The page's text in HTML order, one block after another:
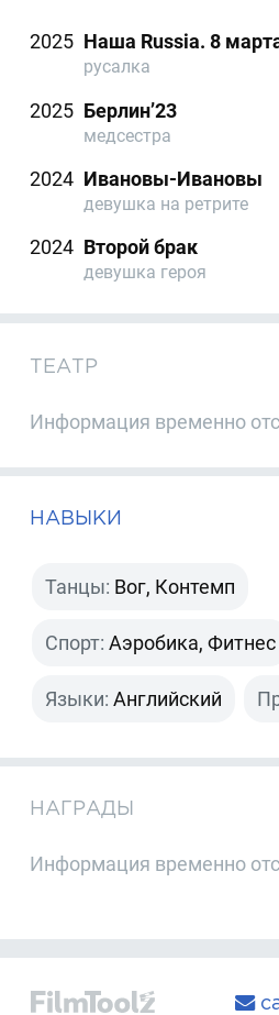
2025 Наша Russia. 8
русалка
2025 Берлин’23
медсестра
2024 Ивановы-Ивановы
девушка на ретрите
2024 Второй брак
девушка героя
ТЕАТР
Информация временно
НАВЫКИ
Танцы: Вог, Контемп
Спорт: Аэробика, Фитнес
Языки: Английский
НАГРАДЫ
Информация временно